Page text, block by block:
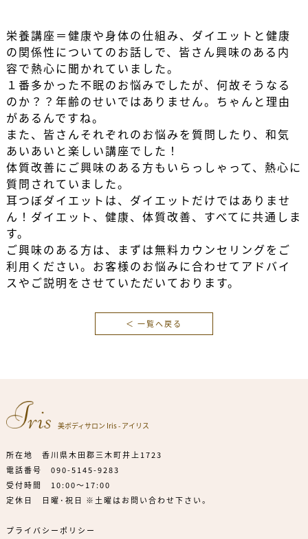
栄養講座＝健康や身体の仕組み、ダイエットと健康
の関係性についてのお話しで、皆さん興味のある内
容で熱心に聞かれていました。
１番多かった不眠のお悩みでしたが、何故そうなる
のか？？年齢のせいではありません。ちゃんと理由
があるんですね。
また、皆さんそれぞれのお悩みを質問したり、和気
あいあいと楽しい講座でした！
体質改善にご興味のある方もいらっしゃって、熱心に
質問されていました。
耳つぼダイエットは、ダイエットだけではありませ
ん！ダイエット、健康、体質改善、すべてに共通しま
す。
ご興味のある方は、まずは無料カウンセリングをご
利用ください。お客様のお悩みに合わせてアドバイ
スやご説明をさせていただいております。
＜ 一覧へ戻る
美ボディサロン Iris - アイリス
所在地 香川県木田郡三木町井上1723
電話番号 090-5145-9283
受付時間 10:00～17:00
定休日 日曜･祝日 ※土曜はお問い合わせ下さい。
プライバシーポリシー